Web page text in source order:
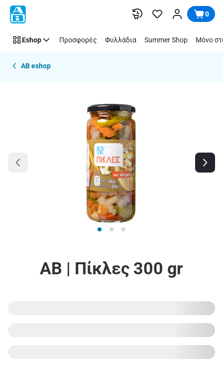
Παράλειψη 0
Eshop Προσφορές Φυλλάδια Summer Shop Μόνο
AB eshop
ΑΒ | Πίκλες 300 gr